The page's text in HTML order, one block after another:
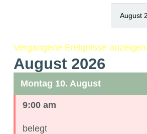
Vergangene Ereignisse anzeigen
August 2026
Montag 10. August
9:00 am
belegt